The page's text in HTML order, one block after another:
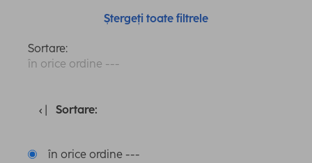
Ștergeți toate filtrele
Sortare:
în orice ordine ---
Sortare:
în orice ordine ---